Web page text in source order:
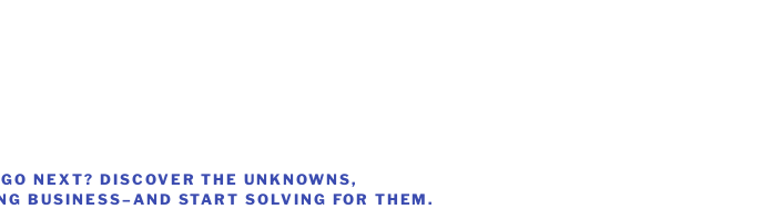
NEXT? DISCOVER THE UNKNOWNS,
BUSINESS–AND START SOLVING FOR THEM.